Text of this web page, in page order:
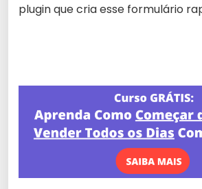
plugin que cria esse formulário